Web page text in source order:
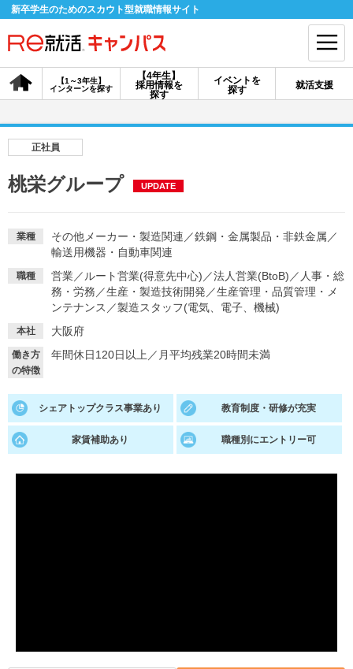
新卒学生のためのスカウト型就職情報サイト
【4年生】
採用情報を
探す
【1～3年生】
インターンを探す
イベントを
探す
就活支援
会員登録 ログイン
採用情報を探す
説明会を探す
インターンを探す
イベントを探す スカウト お知らせ
就活ノウハウ・サポート
就活ノウハウが満載！ お役立ち記事・相談室など
適職診断 就活チャンネル
正社員
桃栄グループ UPDATE
業種 その他メーカー・製造関連 ／鉄鋼・金属製品・非鉄金属 ／
輸送用機器・自動車関連
職種 営業／ ルート営業(得意先中心) ／法人営業(BtoB) ／ 人事・総
務・労務 ／生産・製造技術開発 ／生産管理・品質管理・メ
ンテナンス ／製造スタッフ(電気、電子、機械)
本社 大阪府
働き方
の特徴
年間休日120日以上 ／ 月平均残業20時間未満
シェアトップクラス事業あり 教育制度・研修が充実
家賃補助あり 職種別にエントリー可